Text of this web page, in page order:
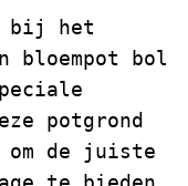
bij het
bloempot bol
potgrond
om de juiste